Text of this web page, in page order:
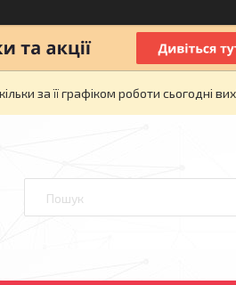
за її графіком роботи сьогодні